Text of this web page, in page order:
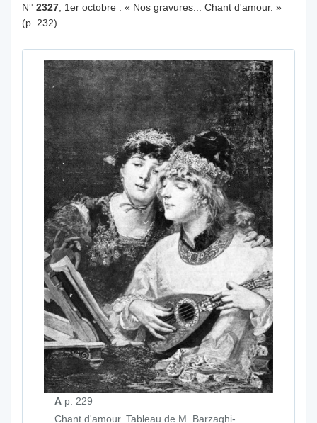
N° 2327 , 1er octobre : « Nos gravures... Chant d'amour. »
(p. 232)
A p. 229
Chant d'amour. Tableau de M. Barzaghi-